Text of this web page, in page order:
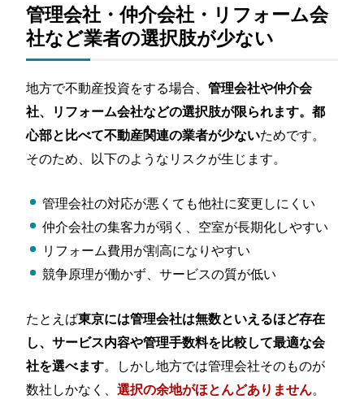
管理会社・仲介会社・リフォーム会
社など業者の選択肢が少ない
地方で不動産投資をする場合、管理会社や仲介会
社、リフォーム会社などの選択肢が限られます。都
心部と比べて不動産関連の業者が少ないためです。
そのため、以下のようなリスクが生じます。
管理会社の対応が悪くても他社に変更しにくい
仲介会社の集客力が弱く、空室が長期化しやすい
リフォーム費用が割高になりやすい
競争原理が働かず、サービスの質が低い
たとえば東京には管理会社は無数といえるほど存在
し、サービス内容や管理手数料を比較して最適な会
社を選べます。しかし地方では管理会社そのものが
数社しかなく、選択の余地がほとんどありません。